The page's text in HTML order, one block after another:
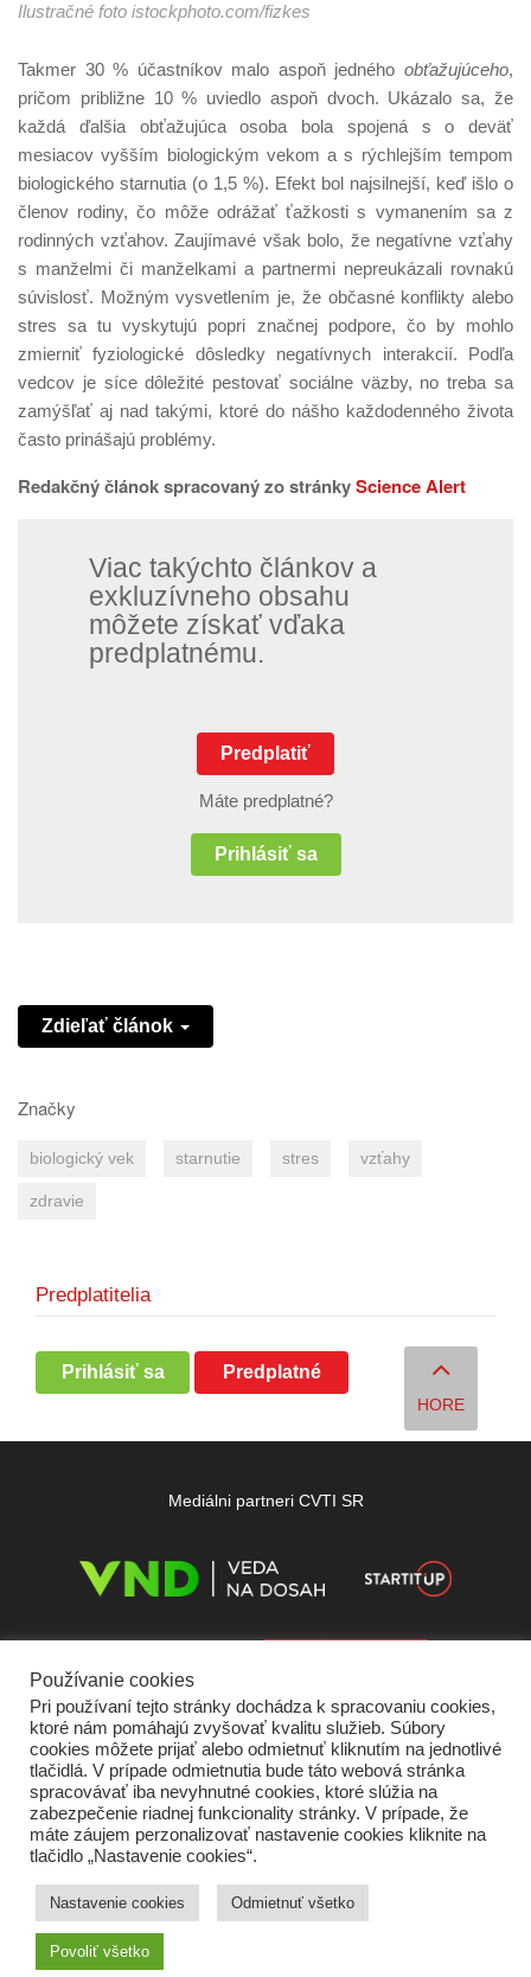
Ilustračné foto istockphoto.com/fizkes
Takmer 30 % účastníkov malo aspoň jedného obťažujúceho,
pričom približne 10 % uviedlo aspoň dvoch. Ukázalo sa, že
každá ďalšia obťažujúca osoba bola spojená s o deväť
mesiacov vyšším biologickým vekom a s rýchlejším tempom
biologického starnutia (o 1,5 %). Efekt bol najsilnejší, keď išlo o
členov rodiny, čo môže odrážať ťažkosti s vymanením sa z
rodinných vzťahov. Zaujímavé však bolo, že negatívne vzťahy
s manželmi či manželkami a partnermi nepreukázali rovnakú
súvislosť. Možným vysvetlením je, že občasné konflikty alebo
stres sa tu vyskytujú popri značnej podpore, čo by mohlo
zmierniť fyziologické dôsledky negatívnych interakcií. Podľa
vedcov je síce dôležité pestovať sociálne väzby, no treba sa
zamýšľať aj nad takými, ktoré do nášho každodenného života
často prinášajú problémy.
Redakčný článok spracovaný zo stránkyScience Alert
Viac takýchto článkov a
exkluzívneho obsahu
môžete získať vďaka
predplatnému.
Predplatiť
Máte predplatné?
Prihlásiť sa
Zdieľať článok
Značky
biologický vek starnutie stres vzťahy
zdravie
Predplatitelia
Prihlásiť sa Predplatné
HORE
Mediálni partneri CVTI SR
Domov O nás Kontakt Vydavateľ
Podmienky používania
Ochrana súkromia Štatút súťaží
Partneri
RSS Sitemap
Copyright © 2026 Quark - Magazín o vede a technike
Používanie cookies
Pri používaní tejto stránky dochádza k spracovaniu cookies,
ktoré nám pomáhajú zvyšovať kvalitu služieb. Súbory
cookies môžete prijať alebo odmietnuť kliknutím na jednotlivé
tlačidlá. V prípade odmietnutia bude táto webová stránka
spracovávať iba nevyhnutné cookies, ktoré slúžia na
zabezpečenie riadnej funkcionality stránky. V prípade, že
máte záujem perzonalizovať nastavenie cookies kliknite na
tlačidlo „Nastavenie cookies“.
Nastavenie cookies Odmietnuť všetko
Povoliť všetko